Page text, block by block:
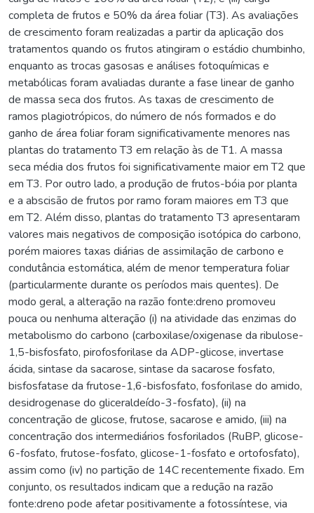
completa de frutos e 50% da área foliar (T3). As avaliações
de crescimento foram realizadas a partir da aplicação dos
tratamentos quando os frutos atingiram o estádio chumbinho,
enquanto as trocas gasosas e análises fotoquímicas e
metabólicas foram avaliadas durante a fase linear de ganho
de massa seca dos frutos. As taxas de crescimento de
ramos plagiotrópicos, do número de nós formados e do
ganho de área foliar foram significativamente menores nas
plantas do tratamento T3 em relação às de T1. A massa
seca média dos frutos foi significativamente maior em T2 que
em T3. Por outro lado, a produção de frutos-bóia por planta
e a abscisão de frutos por ramo foram maiores em T3 que
em T2. Além disso, plantas do tratamento T3 apresentaram
valores mais negativos de composição isotópica do carbono,
porém maiores taxas diárias de assimilação de carbono e
condutância estomática, além de menor temperatura foliar
(particularmente durante os períodos mais quentes). De
modo geral, a alteração na razão fonte:dreno promoveu
pouca ou nenhuma alteração (i) na atividade das enzimas do
metabolismo do carbono (carboxilase/oxigenase da ribulose-
1,5-bisfosfato, pirofosforilase da ADP-glicose, invertase
ácida, sintase da sacarose, sintase da sacarose fosfato,
bisfosfatase da frutose-1,6-bisfosfato, fosforilase do amido,
desidrogenase do gliceraldeído-3-fosfato), (ii) na
concentração de glicose, frutose, sacarose e amido, (iii) na
concentração dos intermediários fosforilados (RuBP, glicose-
6-fosfato, frutose-fosfato, glicose-1-fosfato e ortofosfato),
assim como (iv) no partição de 14C recentemente fixado. Em
conjunto, os resultados indicam que a redução na razão
fonte:dreno pode afetar positivamente a fotossíntese, via